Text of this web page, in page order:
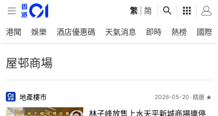
繁 简
港聞 娛樂 酒店優惠碼 天氣消息 即時 熱榜 國際
屋邨商場
地產樓市 2026-05-20 精選 ★
林子峰放售上水天平新城商場連停